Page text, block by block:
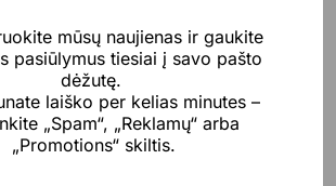
Į KREPŠELĮ
mūsų naujienas ir gaukite
pasiūlymus tiesiai į savo pašto
dėžutę.
laiško per kelias minutes –
„Spam“, „Reklamų“ arba
„Promotions“ skiltis.